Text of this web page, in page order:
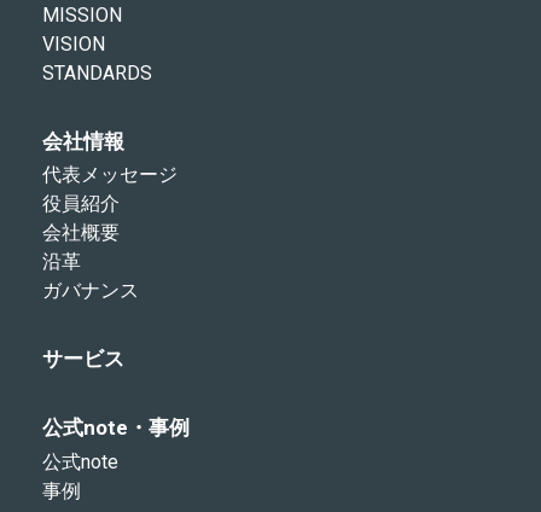
MISSION
VISION
STANDARDS
会社情報
代表メッセージ
役員紹介
会社概要
沿革
ガバナンス
サービス
公式note・事例
公式note
事例